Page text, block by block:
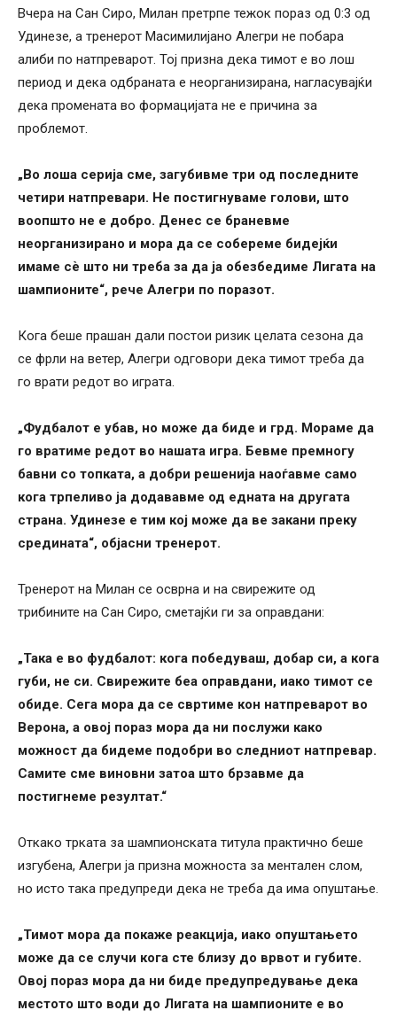
Вчера на Сан Сиро, Милан претрпе тежок пораз од 0:3 од
Удинезе, а тренерот Масимилијано Алегри не побара
алиби по натпреварот. Тој призна дека тимот е во лош
период и дека одбраната е неорганизирана, нагласувајќи
дека промената во формацијата не е причина за
проблемот.
„Во лоша серија сме, загубивме три од последните
четири натпревари. Не постигнуваме голови, што
воопшто не е добро. Денес се браневме
неорганизирано и мора да се собереме бидејќи
имаме сè што ни треба за да ја обезбедиме Лигата на
шампионите“, рече Алегри по поразот.
Кога беше прашан дали постои ризик целата сезона да
се фрли на ветер, Алегри одговори дека тимот треба да
го врати редот во играта.
„Фудбалот е убав, но може да биде и грд. Мораме да
го вратиме редот во нашата игра. Бевме премногу
бавни со топката, а добри решенија наоѓавме само
кога трпеливо ја додававме од едната на другата
страна. Удинезе е тим кој може да ве закани преку
средината“, објасни тренерот.
Тренерот на Милан се осврна и на свирежите од
трибините на Сан Сиро, сметајќи ги за оправдани:
„Така е во фудбалот: кога победуваш, добар си, а кога
губи, не си. Свирежите беа оправдани, иако тимот се
обиде. Сега мора да се свртиме кон натпреварот во
Верона, а овој пораз мора да ни послужи како
можност да бидеме подобри во следниот натпревар.
Самите сме виновни затоа што брзавме да
постигнеме резултат.“
Откако трката за шампионската титула практично беше
изгубена, Алегри ја призна можноста за ментален слом,
но исто така предупреди дека не треба да има опуштање.
„Тимот мора да покаже реакција, иако опуштањето
може да се случи кога сте близу до врвот и губите.
Овој пораз мора да ни биде предупредување дека
местото што води до Лигата на шампионите е во